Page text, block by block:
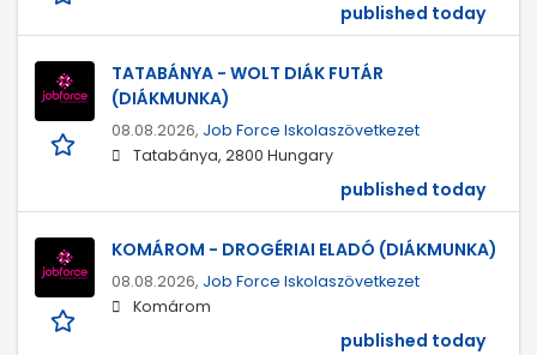
published today
TATABÁNYA - WOLT DIÁK FUTÁR
(DIÁKMUNKA)
08.08.2026, Job Force Iskolaszövetkezet
Tatabánya, 2800 Hungary
published today
KOMÁROM - DROGÉRIAI ELADÓ (DIÁKMUNKA)
08.08.2026, Job Force Iskolaszövetkezet
Komárom
published today